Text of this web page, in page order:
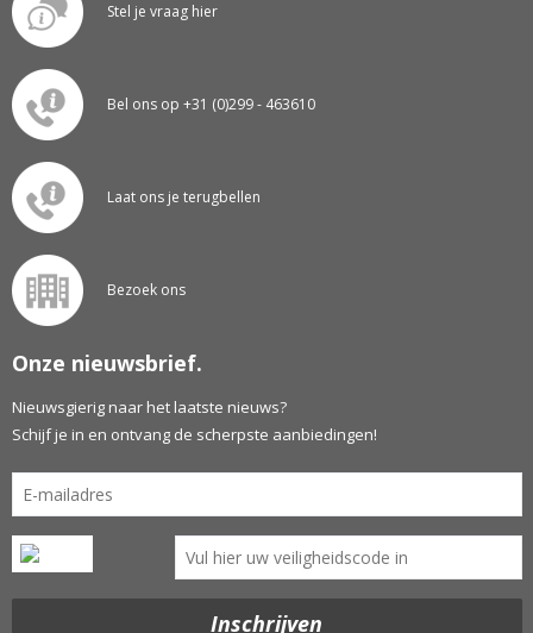
Stel je vraag hier
Bel ons op +31 (0)299 - 463610
Laat ons je terugbellen
Bezoek ons
Onze nieuwsbrief.
Nieuwsgierig naar het laatste nieuws?
Schijf je in en ontvang de scherpste aanbiedingen!